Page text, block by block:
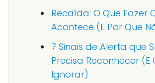
Recaída: O Que Fazer
Acontece (E Por Que
7 Sinais de Alerta que
Precisa Reconhecer (E
Ignorar)